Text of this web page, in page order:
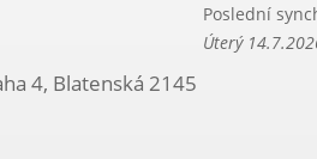
Poslední
Úterý
4, Blatenská 2145